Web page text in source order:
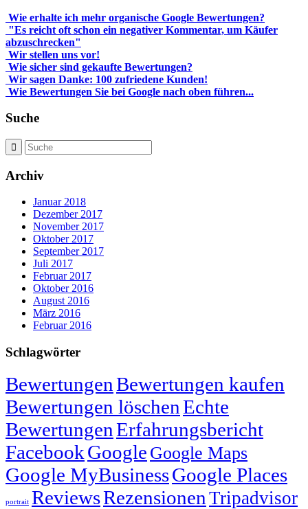
Wie erhalte ich mehr organische Google Bewertungen?
"Es reicht oft schon ein negativer Kommentar, um Käufer
abzuschrecken"
Wir stellen uns vor!
Wie sicher sind gekaufte Bewertungen?
Wir sagen Danke: 100 zufriedene Kunden!
Wie Bewertungen Sie bei Google nach oben führen...
Suche
Archiv
Januar 2018
Dezember 2017
November 2017
Oktober 2017
September 2017
Juli 2017
Februar 2017
Oktober 2016
August 2016
März 2016
Februar 2016
Schlagwörter
BewertungenBewertungen kaufen
Bewertungen löschenEchte
BewertungenErfahrungsbericht
FacebookGoogle Google Maps
Google MyBusinessGoogle Places
portrait ReviewsRezensionen Tripadvisor